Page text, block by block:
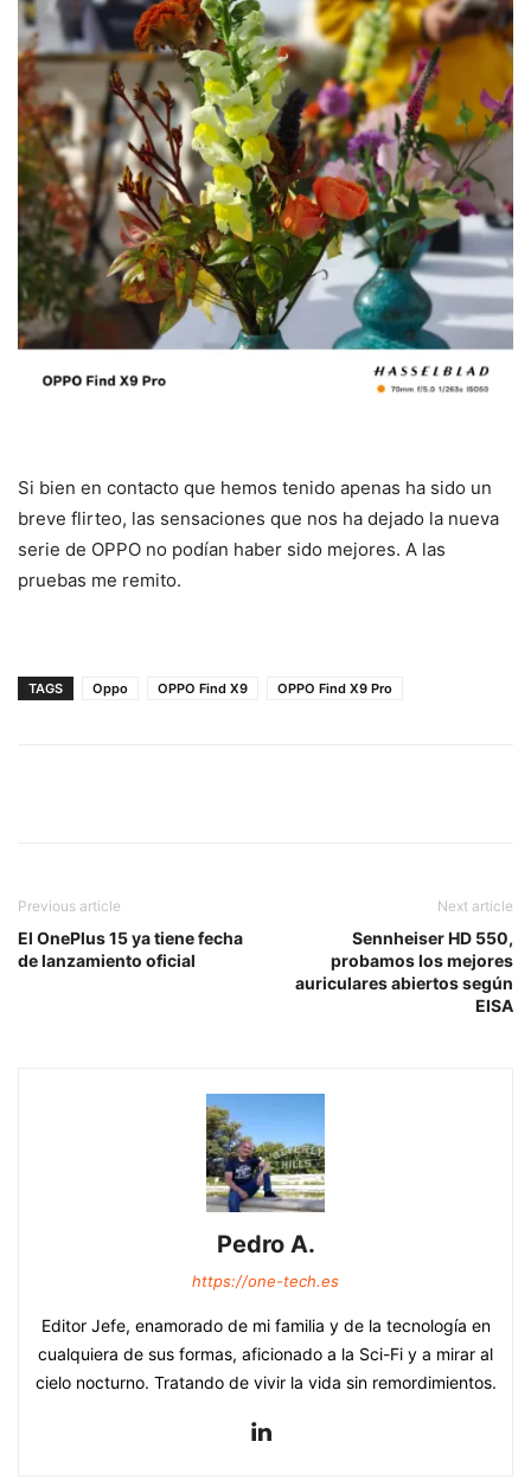
Si bien en contacto que hemos tenido apenas ha sido un
breve flirteo, las sensaciones que nos ha dejado la nueva
serie de OPPO no podían haber sido mejores. A las
pruebas me remito.
TAGS Oppo OPPO Find X9 OPPO Find X9 Pro
Previous article
El OnePlus 15 ya tiene fecha
de lanzamiento oficial
Next article
Sennheiser HD 550,
probamos los mejores
auriculares abiertos según
EISA
Pedro A.
https://one-tech.es
Editor Jefe, enamorado de mi familia y de la tecnología en
cualquiera de sus formas, aficionado a la Sci-Fi y a mirar al
cielo nocturno. Tratando de vivir la vida sin remordimientos.